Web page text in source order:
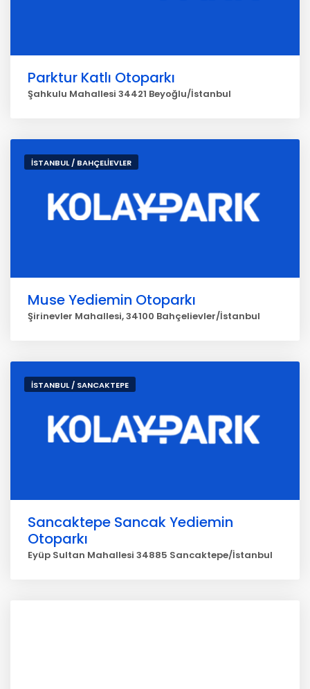
Parktur Katlı Otoparkı
Şahkulu Mahallesi 34421 Beyoğlu/İstanbul
İSTANBUL / BAHÇELİEVLER
Muse Yediemin Otoparkı
Şirinevler Mahallesi, 34100 Bahçelievler/İstanbul
İSTANBUL / SANCAKTEPE
Sancaktepe Sancak Yediemin
Otoparkı
Eyüp Sultan Mahallesi 34885 Sancaktepe/İstanbul